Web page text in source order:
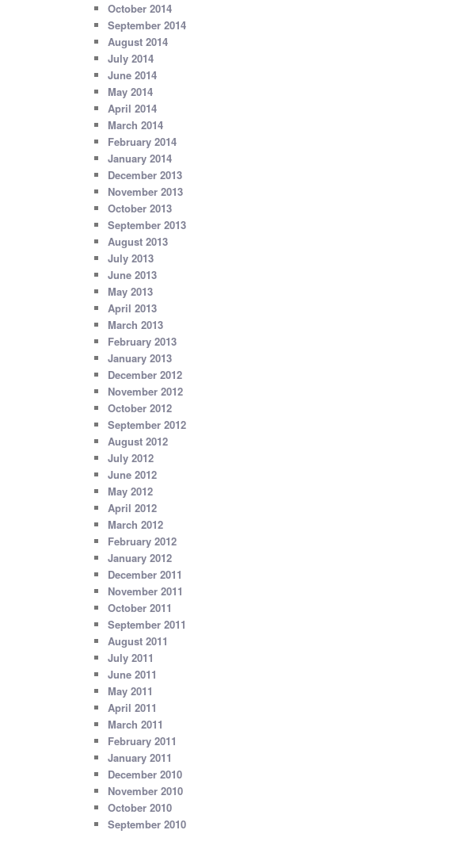
October 2014
September 2014
August 2014
July 2014
June 2014
May 2014
April 2014
March 2014
February 2014
January 2014
December 2013
November 2013
October 2013
September 2013
August 2013
July 2013
June 2013
May 2013
April 2013
March 2013
February 2013
January 2013
December 2012
November 2012
October 2012
September 2012
August 2012
July 2012
June 2012
May 2012
April 2012
March 2012
February 2012
January 2012
December 2011
November 2011
October 2011
September 2011
August 2011
July 2011
June 2011
May 2011
April 2011
March 2011
February 2011
January 2011
December 2010
November 2010
October 2010
September 2010